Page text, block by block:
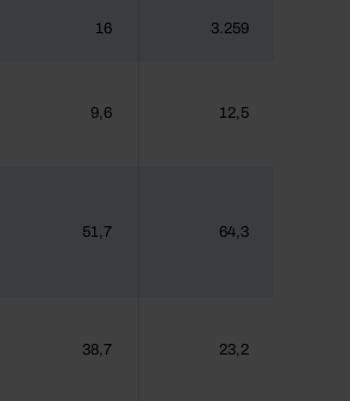
16 3.259
9,6 12,5
51,7 64,3
38,7 23,2